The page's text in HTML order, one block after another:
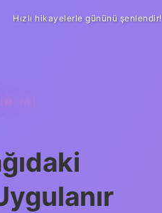
Hızlı hikayelerle gününü şenlendir!
MI